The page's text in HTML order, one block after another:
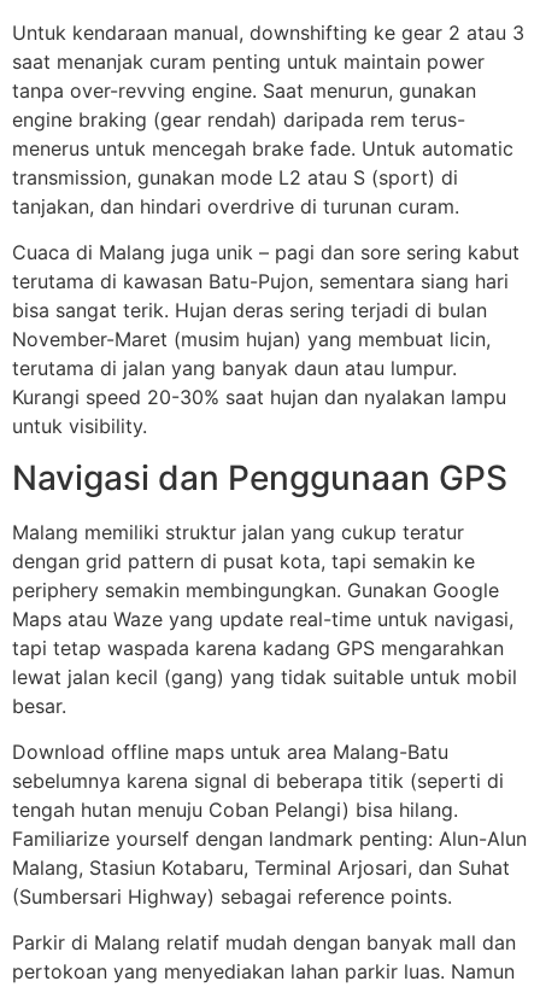
Untuk kendaraan manual, downshifting ke gear 2 atau 3
saat menanjak curam penting untuk maintain power
tanpa over-revving engine. Saat menurun, gunakan
engine braking (gear rendah) daripada rem terus-
menerus untuk mencegah brake fade. Untuk automatic
transmission, gunakan mode L2 atau S (sport) di
tanjakan, dan hindari overdrive di turunan curam.
Cuaca di Malang juga unik – pagi dan sore sering kabut
terutama di kawasan Batu-Pujon, sementara siang hari
bisa sangat terik. Hujan deras sering terjadi di bulan
November-Maret (musim hujan) yang membuat licin,
terutama di jalan yang banyak daun atau lumpur.
Kurangi speed 20-30% saat hujan dan nyalakan lampu
untuk visibility.
Navigasi dan Penggunaan GPS
Malang memiliki struktur jalan yang cukup teratur
dengan grid pattern di pusat kota, tapi semakin ke
periphery semakin membingungkan. Gunakan Google
Maps atau Waze yang update real-time untuk navigasi,
tapi tetap waspada karena kadang GPS mengarahkan
lewat jalan kecil (gang) yang tidak suitable untuk mobil
besar.
Download offline maps untuk area Malang-Batu
sebelumnya karena signal di beberapa titik (seperti di
tengah hutan menuju Coban Pelangi) bisa hilang.
Familiarize yourself dengan landmark penting: Alun-Alun
Malang, Stasiun Kotabaru, Terminal Arjosari, dan Suhat
(Sumbersari Highway) sebagai reference points.
Parkir di Malang relatif mudah dengan banyak mall dan
pertokoan yang menyediakan lahan parkir luas. Namun